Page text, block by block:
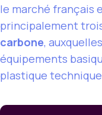
le marché français
principalement
carbone,
équipements
plastique